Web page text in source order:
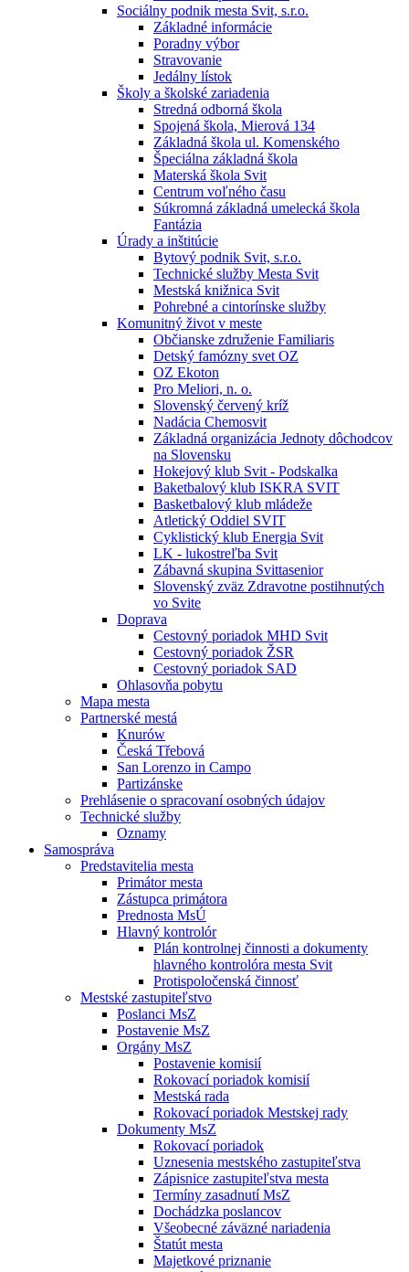
Sociálny podnik mesta Svit, s.r.o.
Základné informácie
Poradny výbor
Stravovanie
Jedálny lístok
Školy a školské zariadenia
Stredná odborná škola
Spojená škola, Mierová 134
Základná škola ul. Komenského
Špeciálna základná škola
Materská škola Svit
Centrum voľného času
Súkromná základná umelecká škola
Fantázia
Úrady a inštitúcie
Bytový podnik Svit, s.r.o.
Technické služby Mesta Svit
Mestská knižnica Svit
Pohrebné a cintorínske služby
Komunitný život v meste
Občianske združenie Familiaris
Detský famózny svet OZ
OZ Ekoton
Pro Meliori, n. o.
Slovenský červený kríž
Nadácia Chemosvit
Základná organizácia Jednoty dôchodcov
na Slovensku
Hokejový klub Svit - Podskalka
Baketbalový klub ISKRA SVIT
Basketbalový klub mládeže
Atletický Oddiel SVIT
Cyklistický klub Energia Svit
LK - lukostreľba Svit
Zábavná skupina Svittasenior
Slovenský zväz Zdravotne postihnutých
vo Svite
Doprava
Cestovný poriadok MHD Svit
Cestovný poriadok ŽSR
Cestovný poriadok SAD
Ohlasovňa pobytu
Mapa mesta
Partnerské mestá
Knurów
Česká Třebová
San Lorenzo in Campo
Partizánske
Prehlásenie o spracovaní osobných údajov
Technické služby
Oznamy
Samospráva
Predstavitelia mesta
Primátor mesta
Zástupca primátora
Prednosta MsÚ
Hlavný kontrolór
Plán kontrolnej činnosti a dokumenty
hlavného kontrolóra mesta Svit
Protispoločenská činnosť
Mestské zastupiteľstvo
Poslanci MsZ
Postavenie MsZ
Orgány MsZ
Postavenie komisií
Rokovací poriadok komisií
Mestská rada
Rokovací poriadok Mestskej rady
Dokumenty MsZ
Rokovací poriadok
Uznesenia mestského zastupiteľstva
Zápisnice zastupiteľstva mesta
Termíny zasadnutí MsZ
Dochádzka poslancov
Všeobecné záväzné nariadenia
Štatút mesta
Majetkové priznanie